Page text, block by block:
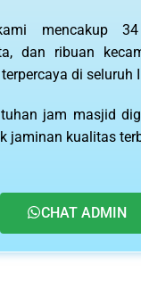
mencakup
dan ribuan
di seluruh
jam masjid
jaminan kualitas
CHAT ADMIN